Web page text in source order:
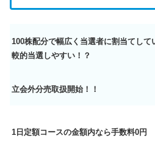
100株配分で幅広く当選者に割当てして
較的当選しやすい！？
立会外分売取扱開始！！
1日定額コースの金額内なら手数料0円